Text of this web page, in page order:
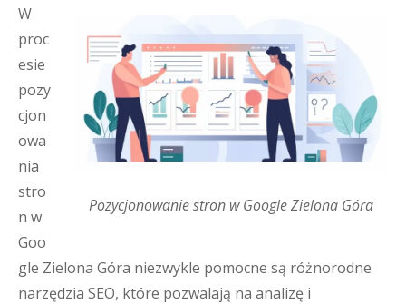
Pozycjonowanie stron w Google Zielona Góra
W
proc
esie
pozy
cjon
owa
nia
stro
n w
Goo
gle Zielona Góra niezwykle pomocne są różnorodne
narzędzia SEO, które pozwalają na analizę i